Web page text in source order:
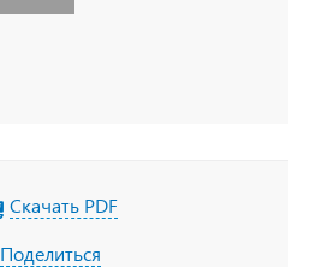
Скачать PDF
Поделиться